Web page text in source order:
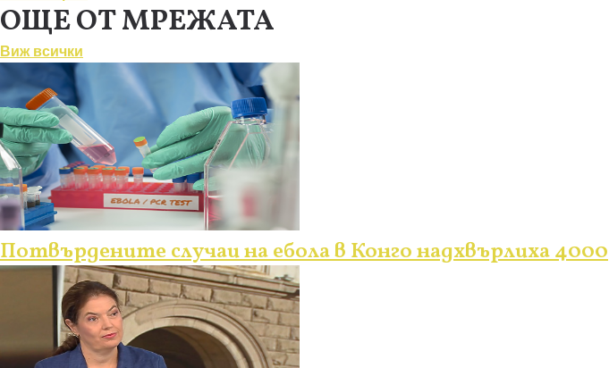
ОЩЕ ОТ МРЕЖАТА
Виж всички
Потвърдените случаи на ебола в Конго надхвърлиха 4000